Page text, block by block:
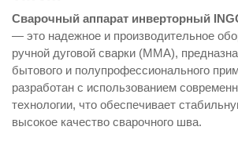
Сварочный аппарат инверторный
— это надежное и производительное
ручной дуговой сварки (MMA),
бытового и полупрофессионального
разработан с использованием
технологии, что обеспечивает
высокое качество сварочного шва.